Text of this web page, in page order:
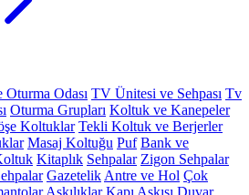
Oturma Odası TV Ünitesi ve Sehpası Tv
Oturma Grupları Koltuk ve Kanepeler
Koltuklar Tekli Koltuk ve Berjerler
Masaj Koltuğu Puf Bank ve
Kitaplık Sehpalar Zigon Sehpalar
Gazetelik Antre ve Hol Çok
Askılıklar Kapı Askısı Duvar